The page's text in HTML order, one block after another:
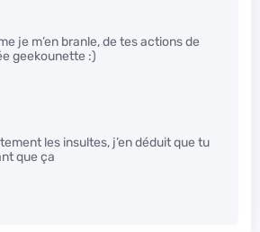
je m’en branle, de tes actions de
geekounette :)
les insultes, j’en déduit que tu
que ça